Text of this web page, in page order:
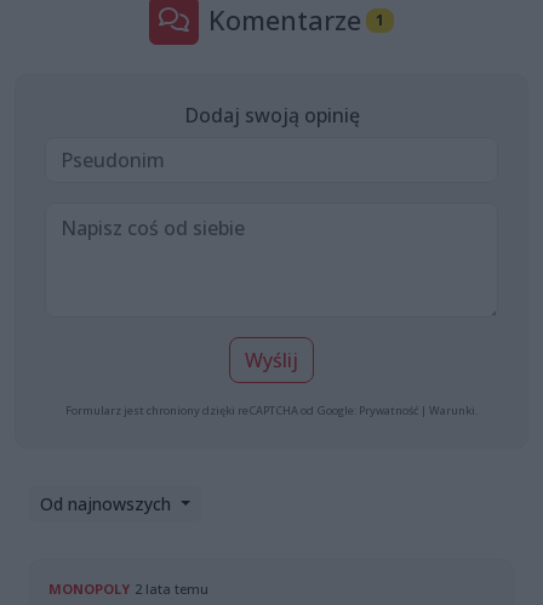
Komentarze 1
Dodaj swoją opinię
Wyślij
Formularz jest chroniony dzięki reCAPTCHA od Google: Prywatność | Warunki
Od najnowszych
MONOPOLY 2 lata temu